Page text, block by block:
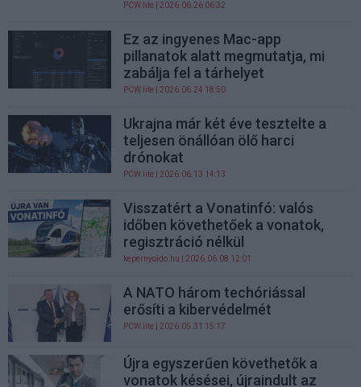
PCW.lite | 2026.06.26 06:32
Ez az ingyenes Mac-app
pillanatok alatt megmutatja, mi
zabálja fel a tárhelyet
PCW.lite | 2026.06.24 18:50
Ukrajna már két éve tesztelte a
teljesen önállóan ölő harci
drónokat
PCW.lite | 2026.06.13 14:13
Visszatért a Vonatinfó: valós
időben követhetőek a vonatok,
regisztráció nélkül
kepernyoido.hu | 2026.06.08 12:01
A NATO három techóriással
erősíti a kibervédelmét
PCW.lite | 2026.05.31 15:17
Újra egyszerűen követhetők a
vonatok késései, újraindult az